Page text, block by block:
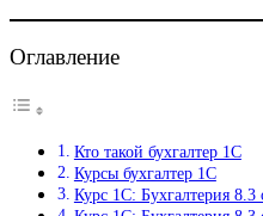
Оглавление
Кто такой бухгалтер 1С
Курсы бухгалтер 1С
Курс 1С: Бухгалтерия